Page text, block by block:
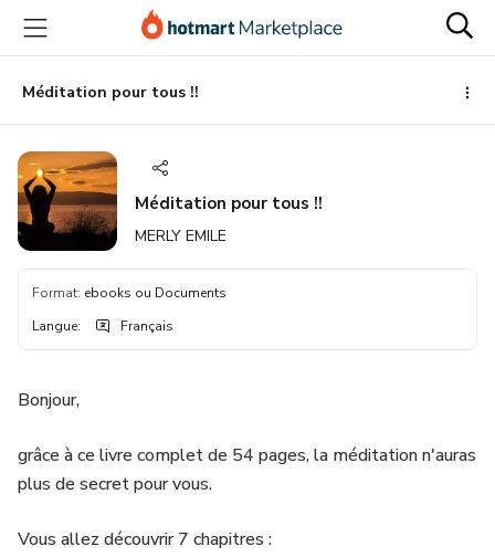
vers
contenu
principal
vers
bas
de
Méditation pour tous !!
Méditation pour tous !!
MERLY EMILE
Format: ebooks ou Documents
Langue: Français
Bonjour,
grâce à ce livre complet de 54 pages, la méditation n'auras
plus de secret pour vous.
Vous allez découvrir 7 chapitres :